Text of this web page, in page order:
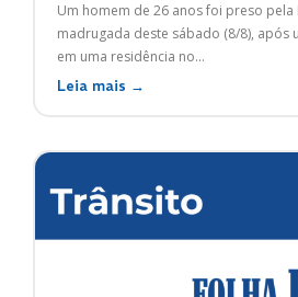
Um homem de 26 anos foi preso pela
madrugada deste sábado (8/8), após
em uma residência no...
Leia mais →